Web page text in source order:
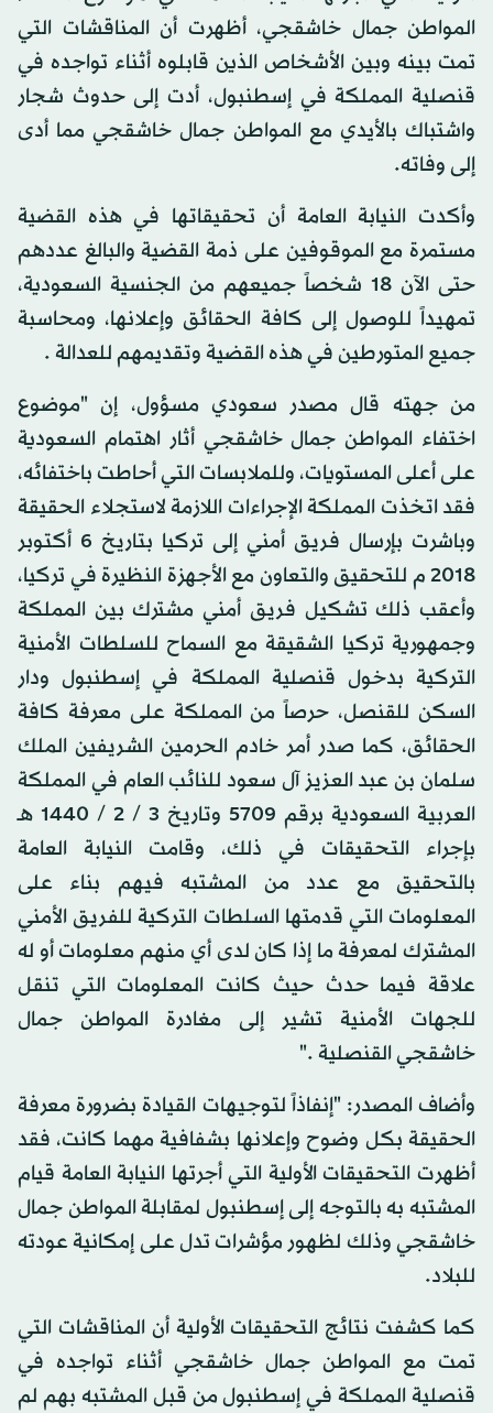
المواطن جمال خاشقجي، أظهرت أن المناقشات التي
تمت بينه وبين الأشخاص الذين قابلوه أثناء تواجده في
قنصلية المملكة في إسطنبول، أدت إلى حدوث شجار
واشتباك بالأيدي مع المواطن جمال خاشقجي مما أدى
إلى وفاته.
وأكدت النيابة العامة أن تحقيقاتها في هذه القضية
مستمرة مع الموقوفين على ذمة القضية والبالغ عددهم
حتى الآن 18 شخصاً جميعهم من الجنسية السعودية،
تمهيداً للوصول إلى كافة الحقائق وإعلانها، ومحاسبة
جميع المتورطين في هذه القضية وتقديمهم للعدالة .
من جهته قال مصدر سعودي مسؤول، إن "موضوع
اختفاء المواطن جمال خاشقجي أثار اهتمام السعودية
على أعلى المستويات، وللملابسات التي أحاطت باختفائه،
فقد اتخذت المملكة الإجراءات اللازمة لاستجلاء الحقيقة
وباشرت بإرسال فريق أمني إلى تركيا بتاريخ 6 أكتوبر
2018 م للتحقيق والتعاون مع الأجهزة النظيرة في تركيا،
وأعقب ذلك تشكيل فريق أمني مشترك بين المملكة
وجمهورية تركيا الشقيقة مع السماح للسلطات الأمنية
التركية بدخول قنصلية المملكة في إسطنبول ودار
السكن للقنصل، حرصاً من المملكة على معرفة كافة
الحقائق، كما صدر أمر خادم الحرمين الشريفين الملك
سلمان بن عبد العزيز آل سعود للنائب العام في المملكة
العربية السعودية برقم 5709 وتاريخ 3 / 2 / 1440 هـ
بإجراء التحقيقات في ذلك، وقامت النيابة العامة
بالتحقيق مع عدد من المشتبه فيهم بناء على
المعلومات التي قدمتها السلطات التركية للفريق الأمني
المشترك لمعرفة ما إذا كان لدى أي منهم معلومات أو له
علاقة فيما حدث حيث كانت المعلومات التي تنقل
للجهات الأمنية تشير إلى مغادرة المواطن جمال
خاشقجي القنصلية ."
وأضاف المصدر: "إنفاذاً لتوجيهات القيادة بضرورة معرفة
الحقيقة بكل وضوح وإعلانها بشفافية مهما كانت، فقد
أظهرت التحقيقات الأولية التي أجرتها النيابة العامة قيام
المشتبه به بالتوجه إلى إسطنبول لمقابلة المواطن جمال
خاشقجي وذلك لظهور مؤشرات تدل على إمكانية عودته
للبلاد.
كما كشفت نتائج التحقيقات الأولية أن المناقشات التي
تمت مع المواطن جمال خاشقجي أثناء تواجده في
قنصلية المملكة في إسطنبول من قبل المشتبه بهم لم